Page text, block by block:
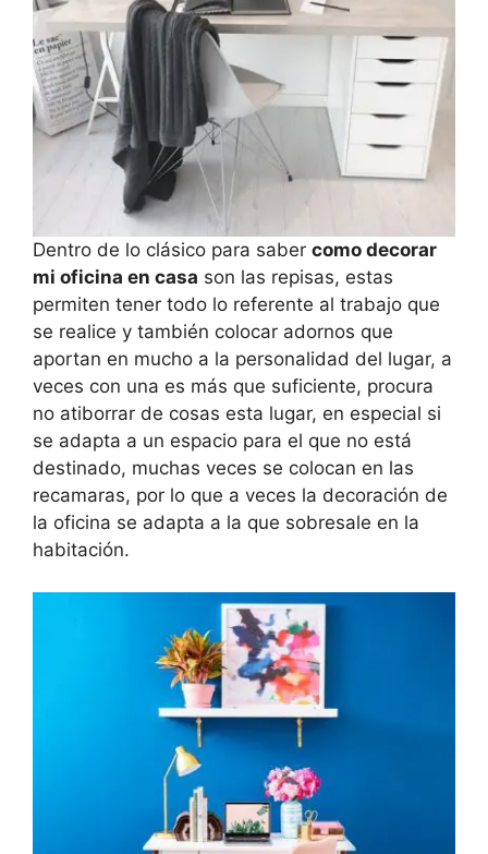
Dentro de lo clásico para saber como decorar
mi oficina en casa son las repisas, estas
permiten tener todo lo referente al trabajo que
se realice y también colocar adornos que
aportan en mucho a la personalidad del lugar, a
veces con una es más que suficiente, procura
no atiborrar de cosas esta lugar, en especial si
se adapta a un espacio para el que no está
destinado, muchas veces se colocan en las
recamaras, por lo que a veces la decoración de
la oficina se adapta a la que sobresale en la
habitación.